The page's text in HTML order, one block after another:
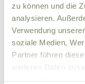
zu können und die
analysieren.
Verwendung
soziale Medien,
Partner führen
weiteren Daten
haben oder die sie
Zusätzliche